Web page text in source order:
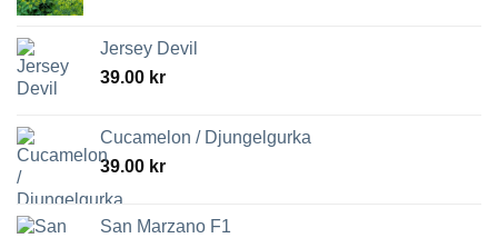
Jersey Devil
39.00 kr
Cucamelon / Djungelgurka
39.00 kr
San Marzano F1